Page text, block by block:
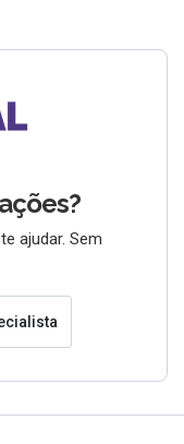
ajudar. Sem